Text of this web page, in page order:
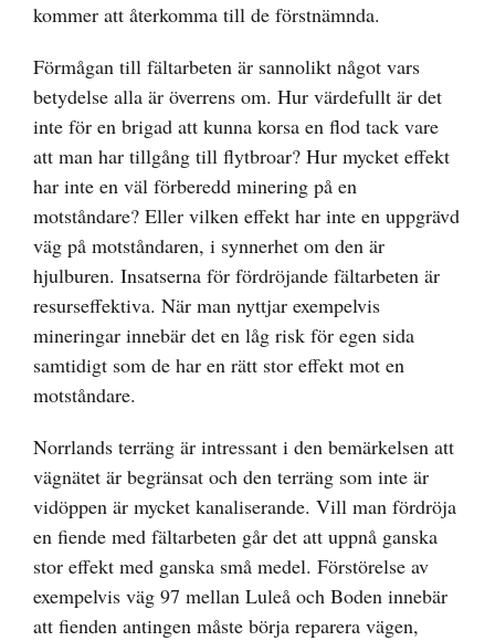
kommer att återkomma till de förstnämnda.
Förmågan till fältarbeten är sannolikt något vars
betydelse alla är överrens om. Hur värdefullt är det
inte för en brigad att kunna korsa en flod tack vare
att man har tillgång till flytbroar? Hur mycket effekt
har inte en väl förberedd minering på en
motståndare? Eller vilken effekt har inte en uppgrävd
väg på motståndaren, i synnerhet om den är
hjulburen. Insatserna för fördröjande fältarbeten är
resurseffektiva. När man nyttjar exempelvis
mineringar innebär det en låg risk för egen sida
samtidigt som de har en rätt stor effekt mot en
motståndare.
Norrlands terräng är intressant i den bemärkelsen att
vägnätet är begränsat och den terräng som inte är
vidöppen är mycket kanaliserande. Vill man fördröja
en fiende med fältarbeten går det att uppnå ganska
stor effekt med ganska små medel. Förstörelse av
exempelvis väg 97 mellan Luleå och Boden innebär
att fienden antingen måste börja reparera vägen,